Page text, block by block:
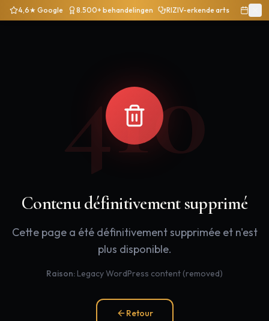
4,6★ Google 8.500+ behandelingen RIZIV-erkende arts
410
Contenu définitivement supprimé
Cette page a été définitivement supprimée et n'est
plus disponible.
Raison: Legacy WordPress content (removed)
Retour